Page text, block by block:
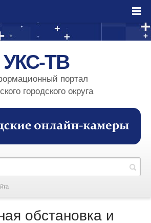
УКС-ТВ
портал
городского округа
обстановка и